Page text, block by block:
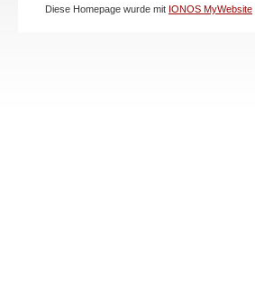
Diese Homepage wurde mit IONOS MyWebsite